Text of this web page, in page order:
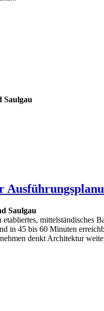
Saulgau
Saulgau
etabliertes, mittelständisches
in 45 bis 60 Minuten
denkt Architektur